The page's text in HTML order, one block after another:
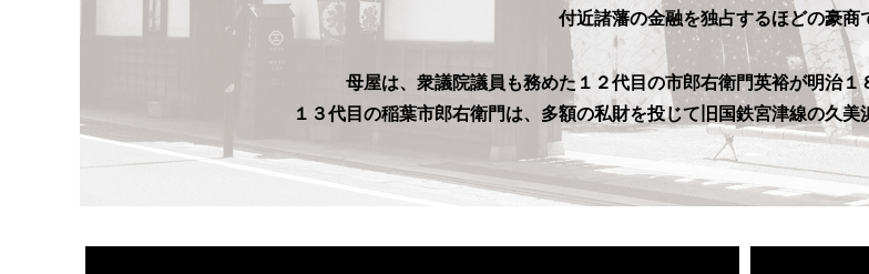
付近諸藩の金融を独占するほどの豪商
母屋は、衆議院議員も務めた１２代目の市郎右衛門英裕が明治１
１３代目の稲葉市郎右衛門は、 多額の私財を投じて旧国鉄宮津線の久美